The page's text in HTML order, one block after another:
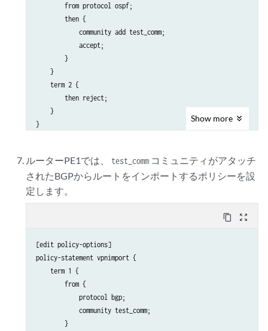
        from protocol ospf;
        then {
            community add test_comm;
            accept;
        }
    }
    term 2 {
        then reject;
    }
Show more
ルーターPE1では、 test_comm コミュニティがアタッチ
されたBGPからルートをインポートするポリシーを設
定します。
content_copy zoom_out_map
[edit policy-options]
policy-statement vpnimport {
    term 1 {
        from {
            protocol bgp;
            community test_comm;
        }